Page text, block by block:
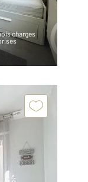
charges